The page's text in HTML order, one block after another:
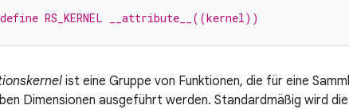
RS_KERNEL __attribute__((kernel))
ist eine Gruppe von Funktionen, die für eine
Dimensionen ausgeführt werden. Standardmäßig wird die